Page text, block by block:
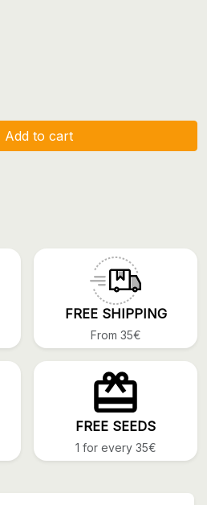
Add to cart
FREE SHIPPING
From 35€
FREE SEEDS
1 for every 35€